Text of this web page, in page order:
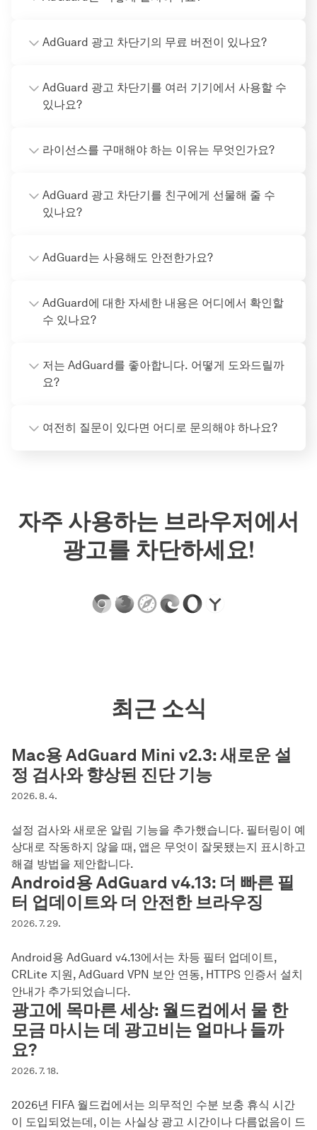
AdGuard 광고 차단기의 무료 버전이 있나요?
AdGuard 광고 차단기를 여러 기기에서 사용할 수
있나요?
라이선스를 구매해야 하는 이유는 무엇인가요?
AdGuard 광고 차단기를 친구에게 선물해 줄 수
있나요?
AdGuard는 사용해도 안전한가요?
AdGuard에 대한 자세한 내용은 어디에서 확인할
수 있나요?
저는 AdGuard를 좋아합니다. 어떻게 도와드릴까
요?
여전히 질문이 있다면 어디로 문의해야 하나요?
자주 사용하는 브라우저에서
광고를 차단하세요!
최근 소식
Mac용 AdGuard Mini v2.3: 새로운 설
정 검사와 향상된 진단 기능
2026. 8. 4.
설정 검사와 새로운 알림 기능을 추가했습니다. 필터링이 예
상대로 작동하지 않을 때, 앱은 무엇이 잘못됐는지 표시하고
해결 방법을 제안합니다.
Android용 AdGuard v4.13: 더 빠른 필
터 업데이트와 더 안전한 브라우징
2026. 7. 29.
Android용 AdGuard v4.13에서는 차등 필터 업데이트,
CRLite 지원, AdGuard VPN 보안 연동, HTTPS 인증서 설치
안내가 추가되었습니다.
광고에 목마른 세상: 월드컵에서 물 한
모금 마시는 데 광고비는 얼마나 들까
요?
2026. 7. 18.
2026년 FIFA 월드컵에서는 의무적인 수분 보충 휴식 시간
이 도입되었는데, 이는 사실상 광고 시간이나 다름없음이 드